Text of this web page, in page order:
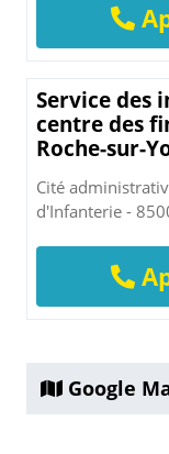
Service des
centre des
Roche-sur-
Cité
d'Infanterie -
Google